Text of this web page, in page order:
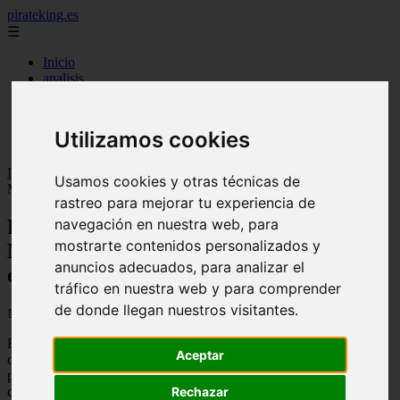
Utilizamos cookies
Usamos cookies y otras técnicas de
rastreo para mejorar tu experiencia de
navegación en nuestra web, para
mostrarte contenidos personalizados y
anuncios adecuados, para analizar el
tráfico en nuestra web y para comprender
de donde llegan nuestros visitantes.
Aceptar
Rechazar
pirateking.es
☰
Inicio
analisis
videos
Inicio
pirateking
El universo de ''One Piece'' aterriza en el
Museo Grévin de París: una exposición épica
El universo de ''One Piece'' aterriza en el
Museo Grévin de París: una exposición
épica
📅 26/06/2026
El fenómeno global del manga japonés alcanza un nuevo hito en el
corazón de la capital francesa.El Museo Grévin de París
por albergar figuras de cera de personalidades históricas y
celebridades, ha abierto sus puertas a los personajes de